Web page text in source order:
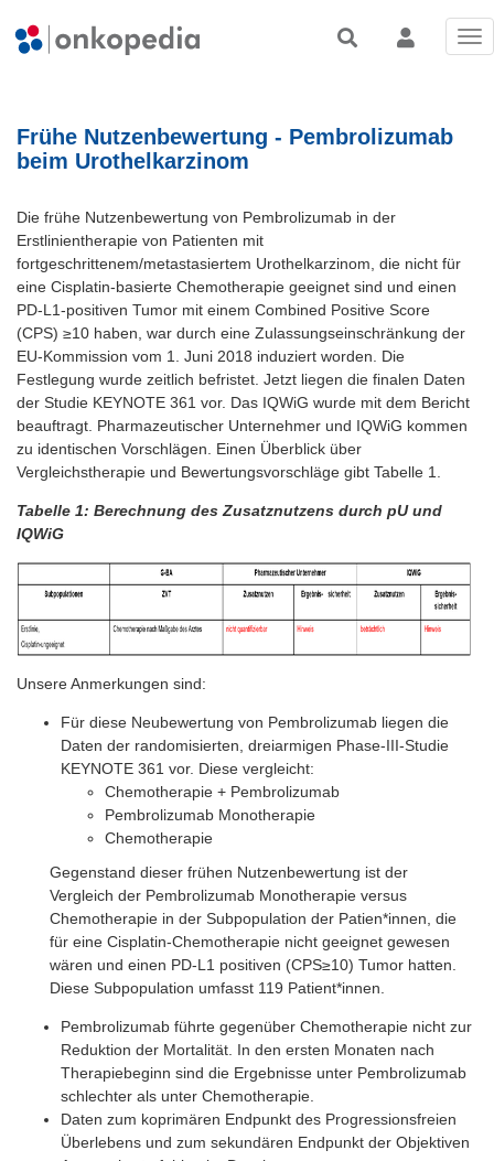
Frühe Nutzenbewertung - Pembrolizumab
beim Urothelkarzinom
Die frühe Nutzenbewertung von Pembrolizumab in der
Erstlinientherapie von Patienten mit
fortgeschrittenem/metastasiertem Urothelkarzinom, die nicht für
eine Cisplatin-basierte Chemotherapie geeignet sind und einen
PD-L1-positiven Tumor mit einem Combined Positive Score
(CPS) ≥10 haben, war durch eine Zulassungseinschränkung der
EU-Kommission vom 1. Juni 2018 induziert worden. Die
Festlegung wurde zeitlich befristet. Jetzt liegen die finalen Daten
der Studie KEYNOTE 361 vor. Das IQWiG wurde mit dem Bericht
beauftragt. Pharmazeutischer Unternehmer und IQWiG kommen
zu identischen Vorschlägen. Einen Überblick über
Vergleichstherapie und Bewertungsvorschläge gibt Tabelle 1.
Tabelle 1: Berechnung des Zusatznutzens durch pU und
IQWiG
Unsere Anmerkungen sind:
Für diese Neubewertung von Pembrolizumab liegen die
Daten der randomisierten, dreiarmigen Phase-III-Studie
KEYNOTE 361 vor. Diese vergleicht:
Chemotherapie + Pembrolizumab
Pembrolizumab Monotherapie
Chemotherapie
Gegenstand dieser frühen Nutzenbewertung ist der
Vergleich der Pembrolizumab Monotherapie versus
Chemotherapie in der Subpopulation der Patien*innen, die
für eine Cisplatin-Chemotherapie nicht geeignet gewesen
wären und einen PD-L1 positiven (CPS≥10) Tumor hatten.
Diese Subpopulation umfasst 119 Patient*innen.
Pembrolizumab führte gegenüber Chemotherapie nicht zur
Reduktion der Mortalität. In den ersten Monaten nach
Therapiebeginn sind die Ergebnisse unter Pembrolizumab
schlechter als unter Chemotherapie.
Daten zum koprimären Endpunkt des Progressionsfreien
Überlebens und zum sekundären Endpunkt der Objektiven